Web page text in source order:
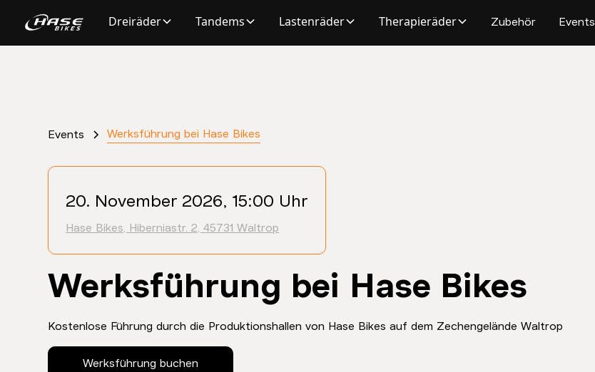
Dreiräder Tandems Lastenräder Therapieräder Zubehör Events
Events Werksführung bei Hase Bikes
20. November 2026, 15:00 Uhr
Hase Bikes, Hiberniastr. 2, 45731 Waltrop
Werksführung bei Hase Bikes
Kostenlose Führung durch die Produktionshallen von Hase Bikes auf dem Zechengelände Waltrop
Werksführung buchen